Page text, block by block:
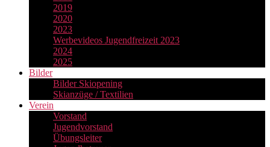
2019
2020
2023
Werbevideos Jugendfreizeit 2023
2024
2025
Bilder
Bilder Skiopening
Skianzüge / Textilien
Verein
Vorstand
Jugendvorstand
Übungsleiter